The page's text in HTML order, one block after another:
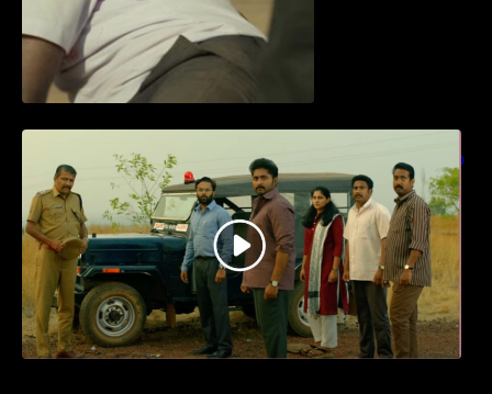
എത്തുന്ന “പാർട്നെർസ്” പ്രേക്ഷക ശ്രദ്ധ
നേടിയ ടീസർ കാണാം..